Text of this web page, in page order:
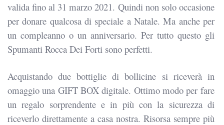
valida fino al 31 marzo 2021. Quindi non solo occasione
per donare qualcosa di speciale a Natale. Ma anche per
un compleanno o un anniversario. Per tutto questo gli
Spumanti Rocca Dei Forti sono perfetti.
Acquistando due bottiglie di bollicine si riceverà in
omaggio una GIFT BOX digitale. Ottimo modo per fare
un regalo sorprendente e in più con la sicurezza di
riceverlo direttamente a casa nostra. Risorsa sempre più